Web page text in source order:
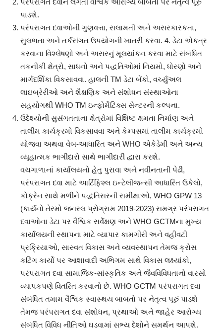
પરંપરાગત દવાને લગતી વૈશ્વિક આરોગ્ય બાબતો પર નેતૃત્વ પૂરું
પાડશે.
પરંપરાગત દવાઓની ગુણવત્તા, સલામતી અને અસરકારકતા,
સુલભતા અને તર્કસંગત ઉપયોગની ખાતરી કરવા. 4. ડેટા એકત્ર
કરવાના વિશ્લેષણો અને અસરનું મૂલયાંકન કરવા માટે સંબંધિત
તકનીકી ક્ષેત્રો, સાધનો અને પદ્ધતિઓમાં નિયમો, ધોરણો અને
માર્ગદર્શિકા વિકસાવવા. હાલની TM ડેટા બેંકો, વર્ચ્યુઅલ
લાઇબ્રેરીઓ અને શૈક્ષણિક અને સંશોધન સંસ્થાઓના
સહયોગથી WHO TM ઇન્ફોર્મેટિક્સ સેન્ટરની કલ્પના.
ઉદેશ્યોની સુસંગતતાના ક્ષેત્રોમાં વિશિષ્ટ ક્ષમતા નિર્માણ અને
તાલીમ કાર્યક્રમો વિકસાવવા અને કેમ્પસમાં તાલીમ કાર્યક્રમો
યોજવા અથવા વેબ-આધારિત અને WHO એકેડેમી અને અન્ય
વ્યૂહાત્મક ભાગીદારો સાથે ભાગીદારી દ્વારા કરશે.
વચગાળાનાં કાર્યાલયનો હેતુ પુરાવા અને નવીનતાની પેઢી,
પરંપરાગત દવા માટે આર્ટિફિશ્લ ઇન્ટેલીજન્સી આધારિત ઉકેલો,
કોક્રેન સાથે મળીને પદ્ધતિસરની સમીક્ષાઓ, WHO GPW 13
(કાર્યનો તેરમો જનરલ પ્રોગ્રામ 2019-2023) સમગ્ર પરંપરાગત
દવાઓના ડેટા પર વૈશ્વિક સર્વેક્ષણ અને WHO GCTMના મુખ્ય
કાર્યાલયની સ્થાપના માટે વ્યાપાર કામગીરી અને વહીવટી
પ્રક્રિયાઓ, સાસ્વત વિકાસ અને વ્યવસ્થાપન તેમજ ક્રોસ
કટિંગ કાર્યો પર આશાવાદી અભિગમ સાથે વિકાસ લક્ષ્યાંકો,
પરંપરાગત દવા સામાજિક-સાંસ્કૃતિક અને જૈવવિવિધતાનો વારસો
વ્યાપકપણે વિતરિત કરવાનો છે. WHO GCTM પરંપરાગત દવા
સંબંધિત તમામ વૈશ્વિક સ્વાસ્થય બાબતો પર નેતૃત્વ પૂરું પાડશે
તેમજ પરંપરાગત દવા સંશોધન, પ્રથાઓ અને જાહેર આરોગ્ય
સંબંધિત વિવિધ નીતિઓ ઘડવામાં સભ્ય દેશોને સમર્થન આપશે.